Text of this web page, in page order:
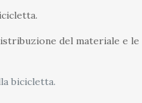
del materiale e le
bicicletta.